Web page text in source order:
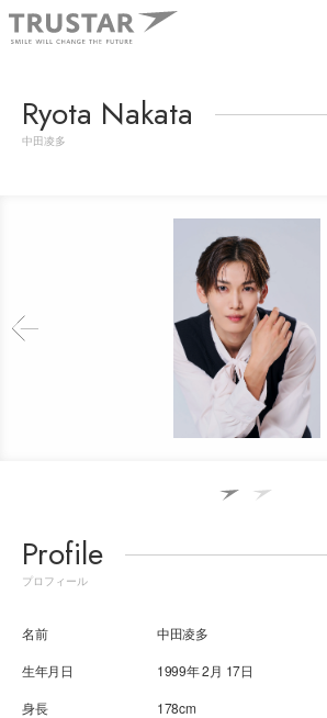
Ryota Nakata
中田凌多
Profile
プロフィール
名前
中田凌多
生年月日
1999年 2月 17日
身長
178cm